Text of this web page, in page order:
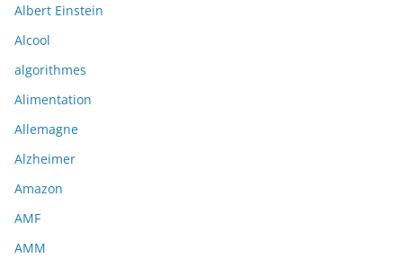
Albert Einstein
Alcool
algorithmes
Alimentation
Allemagne
Alzheimer
Amazon
AMF
AMM